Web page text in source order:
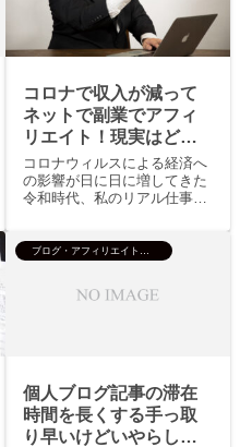
コロナで収入が減って
ネットで副業でアフィ
リエイト！現実はどう
か？
コロナウィルスによる経済へ
の影響が日に日に増してきた
令和時代、私のリアル仕事関
た。それでも前々から業績が
れたってな感じが今のところ
多い感じ。「就職活動するに
個人ブログ記事の滞在
時間を長くする手っ取
り早いけどいやらしい